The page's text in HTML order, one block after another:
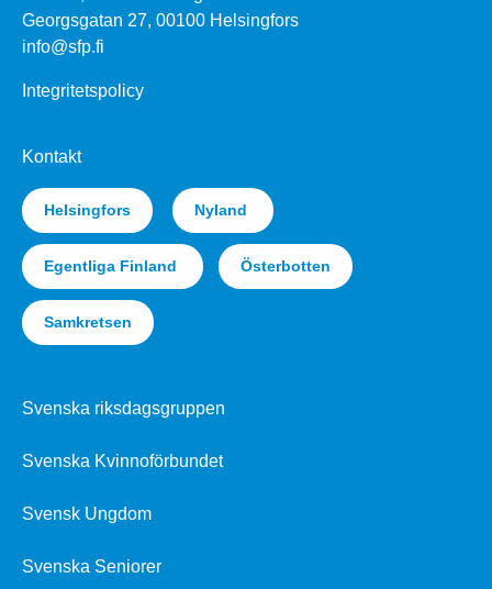
Georgsgatan 27, 00100 Helsingfors
info@sfp.fi
Integritetspolicy
Kontakt
Helsingfors Nyland
Egentliga Finland Österbotten
Samkretsen
Svenska riksdagsgruppen
Svenska Kvinnoförbundet
Svensk Ungdom
Svenska Seniorer